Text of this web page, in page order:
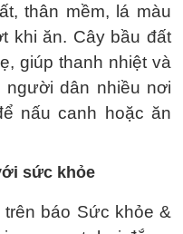
thân mềm, lá màu
khi ăn. Cây bầu đất
giúp thanh nhiệt và
dân nhiều nơi
nấu canh hoặc ăn
sức khỏe
báo Sức khỏe &